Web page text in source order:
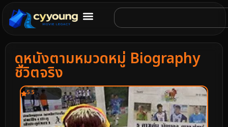
ดูหนังตามหมวดหมู่ Biography
ชีวิตจริง
5.5